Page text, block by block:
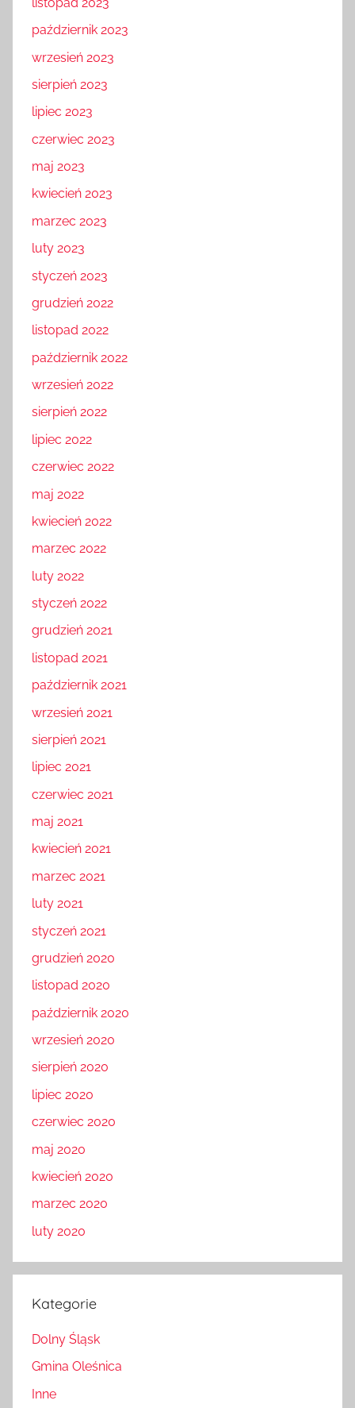
listopad 2023
październik 2023
wrzesień 2023
sierpień 2023
lipiec 2023
czerwiec 2023
maj 2023
kwiecień 2023
marzec 2023
luty 2023
styczeń 2023
grudzień 2022
listopad 2022
październik 2022
wrzesień 2022
sierpień 2022
lipiec 2022
czerwiec 2022
maj 2022
kwiecień 2022
marzec 2022
luty 2022
styczeń 2022
grudzień 2021
listopad 2021
październik 2021
wrzesień 2021
sierpień 2021
lipiec 2021
czerwiec 2021
maj 2021
kwiecień 2021
marzec 2021
luty 2021
styczeń 2021
grudzień 2020
listopad 2020
październik 2020
wrzesień 2020
sierpień 2020
lipiec 2020
czerwiec 2020
maj 2020
kwiecień 2020
marzec 2020
luty 2020
Kategorie
Dolny Śląsk
Gmina Oleśnica
Inne